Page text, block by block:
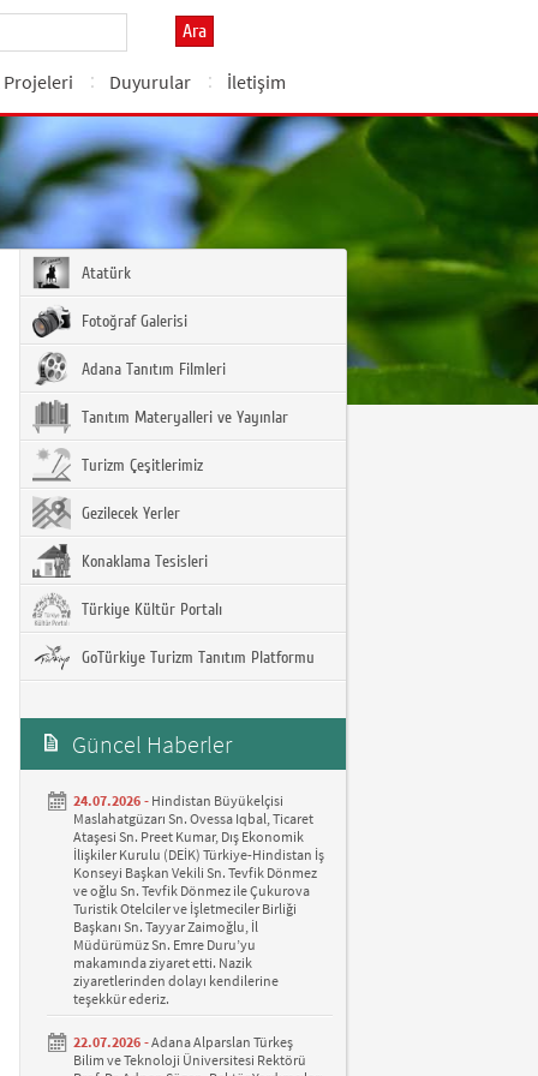
Ara
Projeleri Duyurular İletişim
Atatürk
Fotoğraf Galerisi
Adana Tanıtım Filmleri
Tanıtım Materyalleri ve Yayınlar
Turizm Çeşitlerimiz
Gezilecek Yerler
Konaklama Tesisleri
Türkiye Kültür Portalı
GoTürkiye Turizm Tanıtım Platformu
Güncel Haberler
24.07.2026 - Hindistan Büyükelçisi
Maslahatgüzarı Sn. Ovessa Iqbal, Ticaret
Ataşesi Sn. Preet Kumar, Dış Ekonomik
İlişkiler Kurulu (DEİK) Türkiye-Hindistan İş
Konseyi Başkan Vekili Sn. Tevfik Dönmez
ve oğlu Sn. Tevfik Dönmez ile Çukurova
Turistik Otelciler ve İşletmeciler Birliği
Başkanı Sn. Tayyar Zaimoğlu, İl
Müdürümüz Sn. Emre Duru’yu
makamında ziyaret etti. Nazik
ziyaretlerinden dolayı kendilerine
teşekkür ederiz.
22.07.2026 -Adana Alparslan Türkeş
Bilim ve Teknoloji Üniversitesi Rektörü